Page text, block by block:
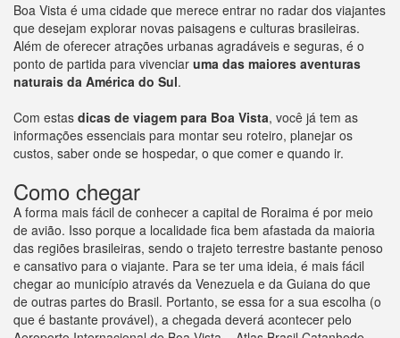
Boa Vista é uma cidade que merece entrar no radar dos viajantes
que desejam explorar novas paisagens e culturas brasileiras.
Além de oferecer atrações urbanas agradáveis e seguras, é o
ponto de partida para vivenciar uma das maiores aventuras
naturais da América do Sul.
Com estas dicas de viagem para Boa Vista, você já tem as
informações essenciais para montar seu roteiro, planejar os
custos, saber onde se hospedar, o que comer e quando ir.
Como chegar
A forma mais fácil de conhecer a capital de Roraima é por meio
de avião. Isso porque a localidade fica bem afastada da maioria
das regiões brasileiras, sendo o trajeto terrestre bastante penoso
e cansativo para o viajante. Para se ter uma ideia, é mais fácil
chegar ao município através da Venezuela e da Guiana do que
de outras partes do Brasil. Portanto, se essa for a sua escolha (o
que é bastante provável), a chegada deverá acontecer pelo